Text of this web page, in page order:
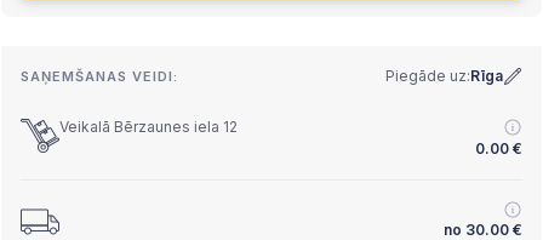
SAŅEMŠANAS VEIDI: Piegāde uz:Rīga
Veikalā Bērzaunes iela 12
0.00 €
no 30.00 €